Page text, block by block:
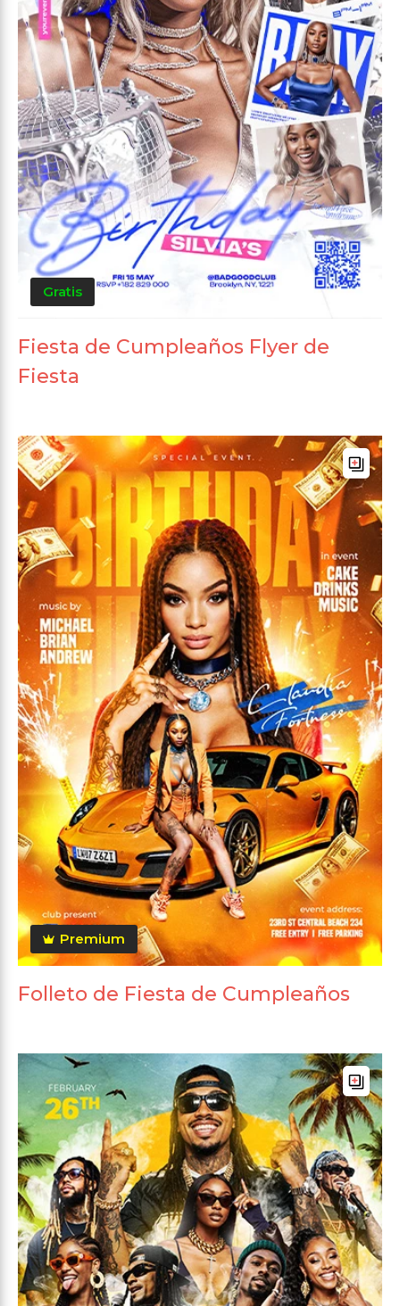
Gratis
Fiesta de Cumpleaños Flyer de
Fiesta
Premium
Folleto de Fiesta de Cumpleaños